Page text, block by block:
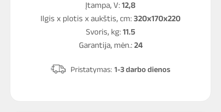
Įtampa, V: 12,8
Ilgis x plotis x aukštis, cm: 320x170x220
Svoris, kg: 11.5
Garantija, mėn.: 24
Pristatymas: 1-3 darbo dienos